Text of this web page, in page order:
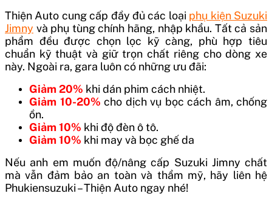
Thiện Auto cung cấp đầy đủ các loại phụ kiện Suzuki
Jimny và phụ tùng chính hãng, nhập khẩu. Tất cả sản
phẩm đều được chọn lọc kỹ càng, phù hợp tiêu
chuẩn kỹ thuật và giữ trọn chất riêng cho dòng xe
này. Ngoài ra, gara luôn có những ưu đãi:
Giảm 20% khi dán phim cách nhiệt.
Giảm 10-20% cho dịch vụ bọc cách âm, chống
ồn.
Giảm 10% khi độ đèn ô tô.
Giảm 10% khi may và bọc ghế da
Nếu anh em muốn độ/nâng cấp Suzuki Jimny chất
mà vẫn đảm bảo an toàn và thẩm mỹ, hãy liên hệ
Phukiensuzuki – Thiện Auto ngay nhé!